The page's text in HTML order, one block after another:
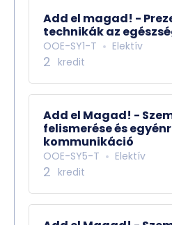
Add el magad! -
technikák az
OOE-SY1-T Elektív
2 kredit
Add el Magad! -
felismerése és
kommunikáció
OOE-SY5-T Elektív
2 kredit